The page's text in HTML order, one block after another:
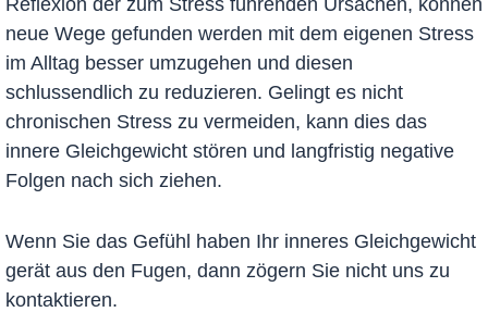
neue Wege gefunden werden mit dem eigenen Stress
im Alltag besser umzugehen und diesen
schlussendlich zu reduzieren. Gelingt es nicht
chronischen Stress zu vermeiden, kann dies das
innere Gleichgewicht stören und langfristig negative
Folgen nach sich ziehen.
Wenn Sie das Gefühl haben Ihr inneres Gleichgewicht
gerät aus den Fugen, dann zögern Sie nicht uns zu
kontaktieren.